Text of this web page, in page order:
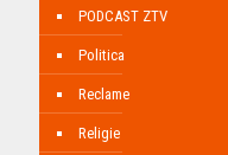
PODCAST ZTV
Politica
Reclame
Religie